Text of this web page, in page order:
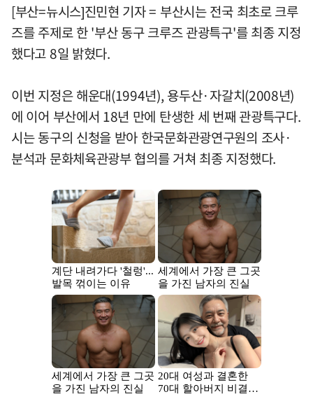
[부산=뉴시스]진민현 기자 = 부산시는 전국 최초로 크루
즈를 주제로 한 '부산 동구 크루즈 관광특구'를 최종 지정
했다고 8일 밝혔다.
이번 지정은 해운대(1994년), 용두산·자갈치(2008년)
에 이어 부산에서 18년 만에 탄생한 세 번째 관광특구다.
시는 동구의 신청을 받아 한국문화관광연구원의 조사·
분석과 문화체육관광부 협의를 거쳐 최종 지정했다.